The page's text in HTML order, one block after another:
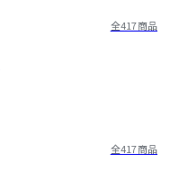
全417商品
全417商品